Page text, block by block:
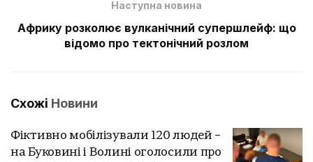
Наступна новина
Африку розколює вулканічний супершлейф: що
відомо про тектонічний розлом
Схожі Новини
Фіктивно мобілізували 120 людей –
на Буковині і Волині оголосили про